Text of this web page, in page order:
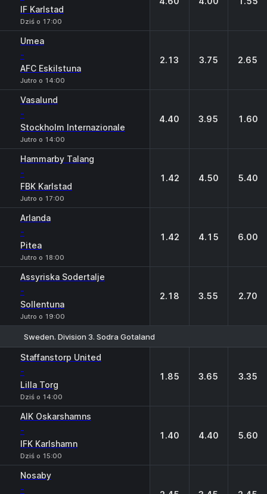
IF Karlstad
Dziś o 17:00
Umea
-
AFC Eskilstuna
Jutro o 14:00
2.13 3.75 2.65
Vasalund
-
Stockholm Internazionale
Jutro o 14:00
4.40 3.95 1.60
Hammarby Talang
-
FBK Karlstad
Jutro o 17:00
1.42 4.50 5.40
Arlanda
-
Pitea
Jutro o 18:00
1.42 4.15 6.00
Assyriska Sodertalje
-
Sollentuna
Jutro o 19:00
2.18 3.55 2.70
Sweden. Division 3. Sodra Gotaland
Staffanstorp United
-
Lilla Torg
Dziś o 14:00
1.85 3.65 3.35
AIK Oskarshamns
-
IFK Karlshamn
Dziś o 15:00
1.40 4.40 5.60
Nosaby
-